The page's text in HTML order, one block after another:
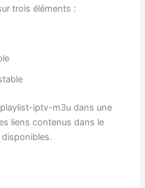
trois éléments :
iptv-m3u dans une
liens contenus dans le